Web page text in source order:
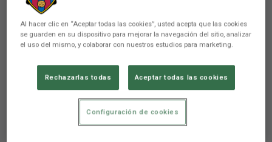
Esdeveniments del
partit
Ordenar per
esdeveniments
-
Marcos Llorente
90’
Al hacer clic en “Aceptar todas las cookies”, usted acepta que las cookies
se guarden en su dispositivo para mejorar la navegación del sitio, analizar
el uso del mismo, y colaborar con nuestros estudios para marketing.
Rechazarlas todas Aceptar todas las cookies
Configuración de cookies